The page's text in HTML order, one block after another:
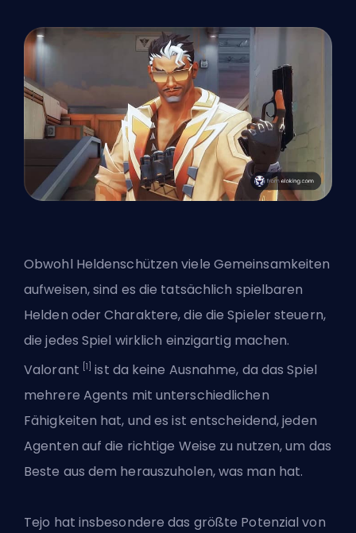
Obwohl Heldenschützen viele Gemeinsamkeiten
aufweisen, sind es die tatsächlich spielbaren
Helden oder Charaktere, die die Spieler steuern,
die jedes Spiel wirklich einzigartig machen.
Valorant [1] ist da keine Ausnahme, da das Spiel
mehrere Agents mit unterschiedlichen
Fähigkeiten hat, und es ist entscheidend, jeden
Agenten auf die richtige Weise zu nutzen, um das
Beste aus dem herauszuholen, was man hat.
Tejo hat insbesondere das größte Potenzial von